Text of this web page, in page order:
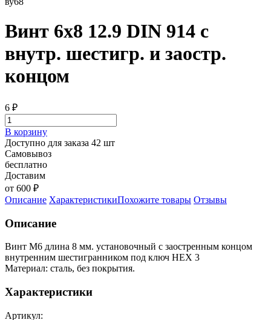
Винт 6х8 12.9 DIN 914 с
внутр. шестигр. и заостр.
концом
6 ₽
В корзину
Доступно для заказа 42 шт
Самовывоз
бесплатно
Доставим
от 600 ₽
Описание ХарактеристикиПохожите товары Отзывы
Описание
Винт М6 длина 8 мм. установочный с заостренным концом
внутренним шестигранником под ключ HEX 3
Материал: сталь, без покрытия.
Характеристики
Артикул: